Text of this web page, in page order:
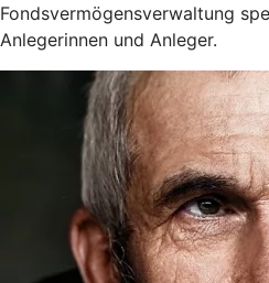
Fondsvermögensverwaltung
Anlegerinnen und Anleger.